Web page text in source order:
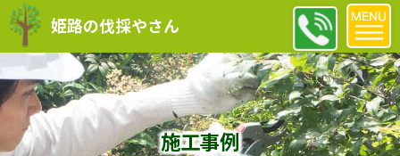
姫路の伐採やさん
施工事例